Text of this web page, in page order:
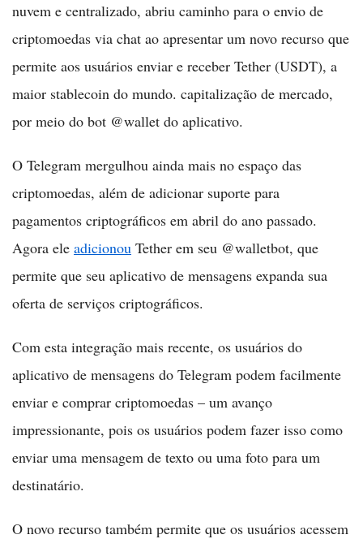
nuvem e centralizado, abriu caminho para o envio de
criptomoedas via chat ao apresentar um novo recurso que
permite aos usuários enviar e receber Tether (USDT), a
maior stablecoin do mundo. capitalização de mercado,
por meio do bot @wallet do aplicativo.
O Telegram mergulhou ainda mais no espaço das
criptomoedas, além de adicionar suporte para
pagamentos criptográficos em abril do ano passado.
Agora ele adicionou Tether em seu @walletbot, que
permite que seu aplicativo de mensagens expanda sua
oferta de serviços criptográficos.
Com esta integração mais recente, os usuários do
aplicativo de mensagens do Telegram podem facilmente
enviar e comprar criptomoedas – um avanço
impressionante, pois os usuários podem fazer isso como
enviar uma mensagem de texto ou uma foto para um
destinatário.
O novo recurso também permite que os usuários acessem